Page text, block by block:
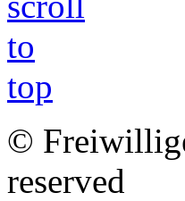
©
reserved